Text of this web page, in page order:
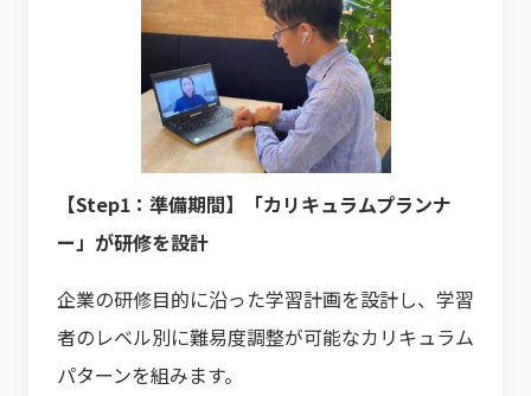
【Step1：準備期間】「カリキュラムプランナ
ー」が研修を設計
企業の研修目的に沿った学習計画を設計し、学習
者のレベル別に難易度調整が可能なカリキュラム
パターンを組みます。